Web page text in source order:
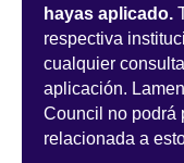
hayas aplicado.
respectiva
cualquier
aplicación.
Council no podrá
relacionada a